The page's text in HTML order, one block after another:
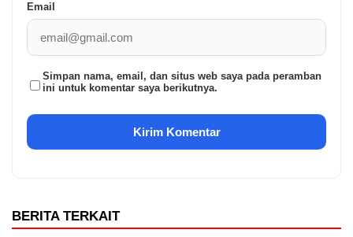
Email
Simpan nama, email, dan situs web saya pada peramban
ini untuk komentar saya berikutnya.
BERITA TERKAIT